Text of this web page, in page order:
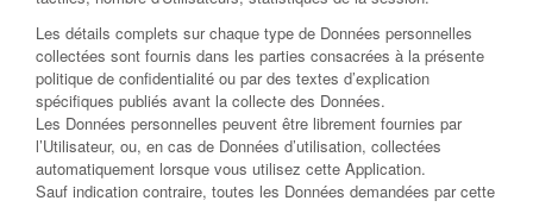
Les détails complets sur chaque type de Données personnelles
collectées sont fournis dans les parties consacrées à la présente
politique de confidentialité ou par des textes d’explication
spécifiques publiés avant la collecte des Données.
Les Données personnelles peuvent être librement fournies par
l’Utilisateur, ou, en cas de Données d’utilisation, collectées
automatiquement lorsque vous utilisez cette Application.
Sauf indication contraire, toutes les Données demandées par cette